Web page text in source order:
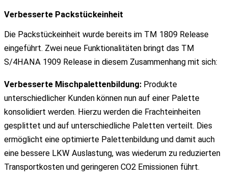
Verbesserte Packstückeinheit
Die Packstückeinheit wurde bereits im TM 1809 Release
eingeführt. Zwei neue Funktionalitäten bringt das TM
S/4HANA 1909 Release in diesem Zusammenhang mit sich:
Verbesserte Mischpalettenbildung: Produkte
unterschiedlicher Kunden können nun auf einer Palette
konsolidiert werden. Hierzu werden die Frachteinheiten
gesplittet und auf unterschiedliche Paletten verteilt. Dies
ermöglicht eine optimierte Palettenbildung und damit auch
eine bessere LKW Auslastung, was wiederum zu reduzierten
Transportkosten und geringeren CO2 Emissionen führt.